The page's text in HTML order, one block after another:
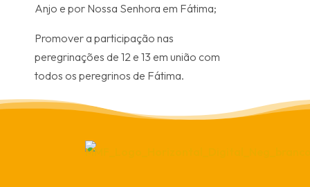
Anjo e por Nossa Senhora em Fátima;
Promover a participação nas
peregrinações de 12 e 13 em união com
todos os peregrinos de Fátima.